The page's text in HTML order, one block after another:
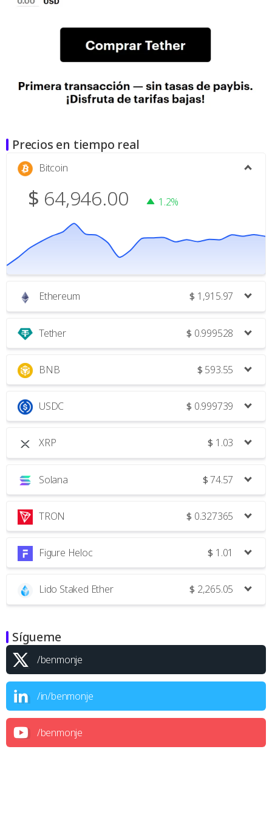
Precios en tiempo real
Bitcoin
$ 64,946.00 1.2%
Ethereum $ 1,915.97
Tether $ 0.999528
BNB $ 593.55
USDC $ 0.999739
XRP $ 1.03
Solana $74.57
TRON $ 0.327365
Figure Heloc $ 1.01
Lido Staked Ether $ 2,265.05
Sígueme
/benmonje
/in/benmonje
/benmonje